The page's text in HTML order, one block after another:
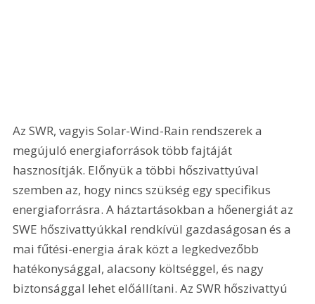
Az SWR, vagyis Solar-Wind-Rain rendszerek a
megújuló energiaforrások több fajtáját
hasznosítják. Előnyük a többi hőszivattyúval
szemben az, hogy nincs szükség egy specifikus
energiaforrásra. A háztartásokban a hőenergiát az
SWE hőszivattyúkkal rendkívül gazdaságosan és a
mai fűtési-energia árak közt a legkedvezőbb
hatékonysággal, alacsony költséggel, és nagy
biztonsággal lehet előállítani. Az SWR hőszivattyú